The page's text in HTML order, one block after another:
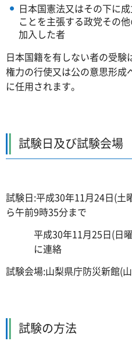
日本国憲法又はその下に
ことを主張する政党その
加入した者
日本国籍を有しない者の受
権力の行使又は公の意思形成
に任用されます。
試験日及び試験会場
試験日:平成30年11月24日(土
ら午前9時35分まで
平成30年11月25日(日
に連絡
試験会場:山梨県庁防災新館(
試験の方法